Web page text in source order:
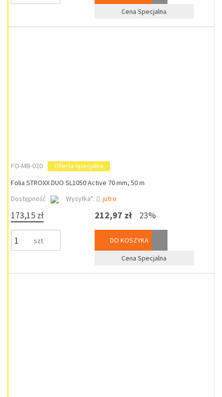
Cena Specjalna
FO-MB-020
Oferta specjalna
Folia STROXX DUO SL1050 Active 70 mm, 50 m
Dostępność
Wysyłka*: jutro
173,15 zł
szt
212,97 zł 23%
DO KOSZYKA
Cena Specjalna